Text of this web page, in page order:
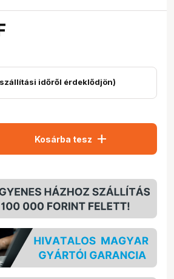
időről érdeklődjön)
Kosárba tesz add